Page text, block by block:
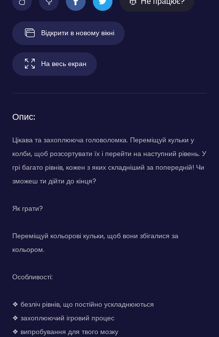
Відкрити в новому вікні
На весь екран
Опис:
Цікава та захоплююча головоломка. Переміщуй кульки у
колби, щоб розсортувати їх і перейти на наступний рівень. У
грі багато рівнів, кожен з яких складніший за попередній! Чи
зможеш ти дійти до кінця?
Як грати?
Переміщуй кольорові кульки, щоб вони збігалися за
кольором.
Особливості:
❖ безліч рівнів, що постійно ускладнюються
❖ захоплюючий ігровий процес
❖ випробування для твого мозку